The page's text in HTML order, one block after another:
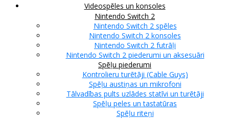
Videospēles un konsoles
Nintendo Switch 2
Nintendo Switch 2 spēles
Nintendo Switch 2 konsoles
Nintendo Switch 2 futrāļi
Nintendo Switch 2 piederumi un aksesuāri
Spēļu piederumi
Kontrolieru turētāji (Cable Guys)
Spēļu austiņas un mikrofoni
Tālvadības pults uzlādes statīvi un turētāji
Spēļu peles un tastatūras
Spēļu riteņi